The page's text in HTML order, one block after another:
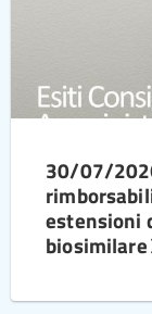
30/07/
estensioni
biosimilare